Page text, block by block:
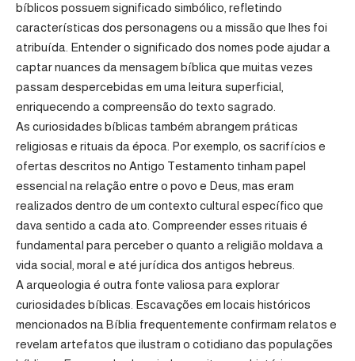
bíblicos possuem significado simbólico, refletindo
características dos personagens ou a missão que lhes foi
atribuída. Entender o significado dos nomes pode ajudar a
captar nuances da mensagem bíblica que muitas vezes
passam despercebidas em uma leitura superficial,
enriquecendo a compreensão do texto sagrado.
As curiosidades bíblicas também abrangem práticas
religiosas e rituais da época. Por exemplo, os sacrifícios e
ofertas descritos no Antigo Testamento tinham papel
essencial na relação entre o povo e Deus, mas eram
realizados dentro de um contexto cultural específico que
dava sentido a cada ato. Compreender esses rituais é
fundamental para perceber o quanto a religião moldava a
vida social, moral e até jurídica dos antigos hebreus.
A arqueologia é outra fonte valiosa para explorar
curiosidades bíblicas. Escavações em locais históricos
mencionados na Bíblia frequentemente confirmam relatos e
revelam artefatos que ilustram o cotidiano das populações